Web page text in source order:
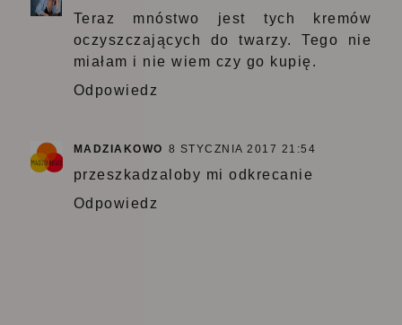
Teraz mnóstwo jest tych kremów
oczyszczających do twarzy. Tego nie
miałam i nie wiem czy go kupię.
Odpowiedz
MADZIAKOWO 8 STYCZNIA 2017 21:54
przeszkadzaloby mi odkrecanie
Odpowiedz